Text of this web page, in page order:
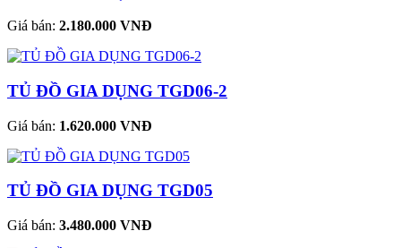
Giá bán: 2.180.000 VNĐ
TỦ ĐỒ GIA DỤNG TGD06-2
Giá bán: 1.620.000 VNĐ
TỦ ĐỒ GIA DỤNG TGD05
Giá bán: 3.480.000 VNĐ